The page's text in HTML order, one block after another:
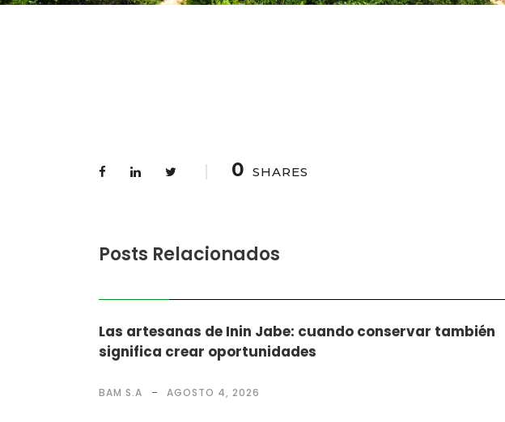
0 SHARES
Posts Relacionados
Las artesanas de Inin Jabe: cuando conservar también
significa crear oportunidades
BAM S.A AGOSTO 4, 2026